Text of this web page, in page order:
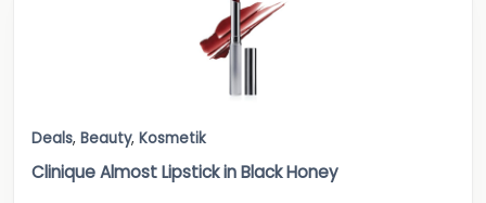
Deals, Beauty, Kosmetik
Clinique Almost Lipstick in Black Honey